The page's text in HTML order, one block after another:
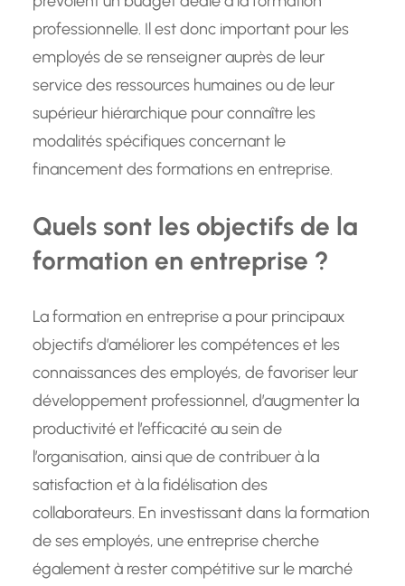
professionnelle. Il est donc important pour les
employés de se renseigner auprès de leur
service des ressources humaines ou de leur
supérieur hiérarchique pour connaître les
modalités spécifiques concernant le
financement des formations en entreprise.
Quels sont les objectifs de la
formation en entreprise ?
La formation en entreprise a pour principaux
objectifs d’améliorer les compétences et les
connaissances des employés, de favoriser leur
développement professionnel, d’augmenter la
productivité et l’efficacité au sein de
l’organisation, ainsi que de contribuer à la
satisfaction et à la fidélisation des
collaborateurs. En investissant dans la formation
de ses employés, une entreprise cherche
également à rester compétitive sur le marché